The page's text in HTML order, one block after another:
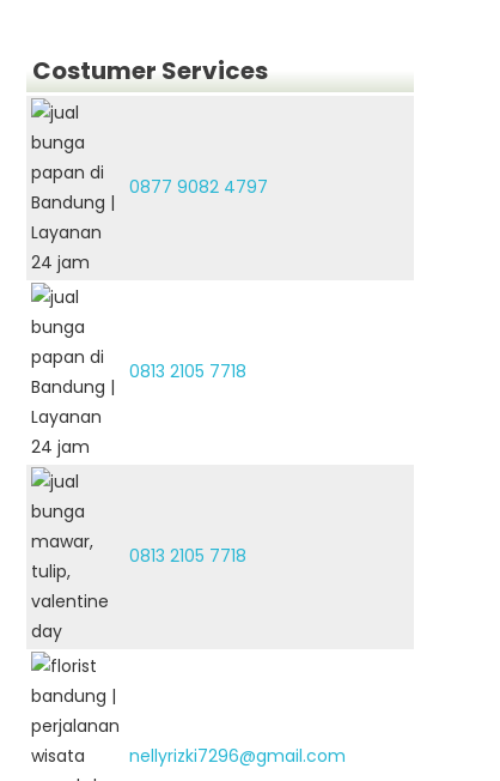
Costumer Services
0877 9082 4797
0813 2105 7718
0813 2105 7718
nellyrizki7296@gmail.com